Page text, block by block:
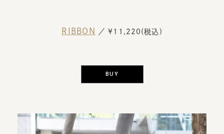
RIBBON ／ ¥11,220(税込)
BUY